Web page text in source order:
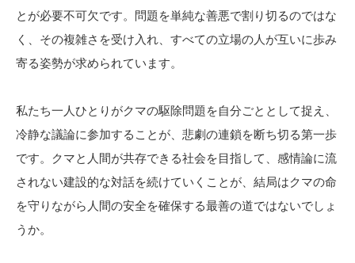
とが必要不可欠です。問題を単純な善悪で割り切るのではな
く、その複雑さを受け入れ、すべての立場の人が互いに歩み
寄る姿勢が求められています。
私たち一人ひとりがクマの駆除問題を自分ごととして捉え、
冷静な議論に参加することが、悲劇の連鎖を断ち切る第一歩
です。クマと人間が共存できる社会を目指して、感情論に流
されない建設的な対話を続けていくことが、結局はクマの命
を守りながら人間の安全を確保する最善の道ではないでしょ
うか。